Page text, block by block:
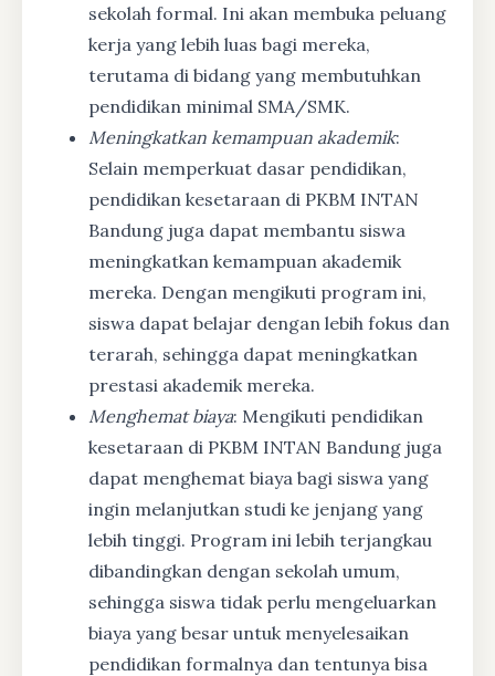
sekolah formal. Ini akan membuka peluang
kerja yang lebih luas bagi mereka,
terutama di bidang yang membutuhkan
pendidikan minimal SMA/SMK.
Meningkatkan kemampuan akademik:
Selain memperkuat dasar pendidikan,
pendidikan kesetaraan di PKBM INTAN
Bandung juga dapat membantu siswa
meningkatkan kemampuan akademik
mereka. Dengan mengikuti program ini,
siswa dapat belajar dengan lebih fokus dan
terarah, sehingga dapat meningkatkan
prestasi akademik mereka.
Menghemat biaya: Mengikuti pendidikan
kesetaraan di PKBM INTAN Bandung juga
dapat menghemat biaya bagi siswa yang
ingin melanjutkan studi ke jenjang yang
lebih tinggi. Program ini lebih terjangkau
dibandingkan dengan sekolah umum,
sehingga siswa tidak perlu mengeluarkan
biaya yang besar untuk menyelesaikan
pendidikan formalnya dan tentunya bisa